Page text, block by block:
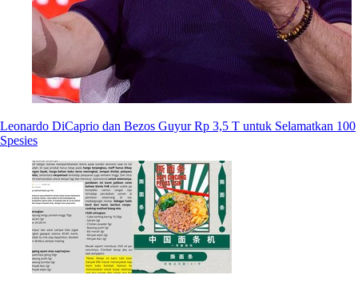
Leonardo DiCaprio dan Bezos Guyur Rp 3,5 T untuk Selamatkan 100
Spesies